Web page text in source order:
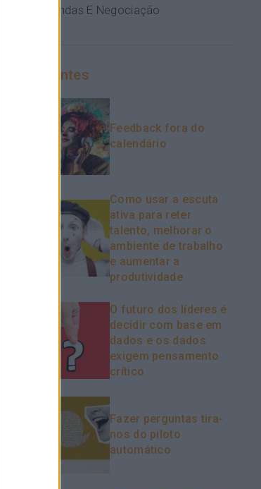
Vendas E Negociação
Recentes
Feedback fora do
calendário
Como usar a escuta
ativa para reter
talento, melhorar o
ambiente de trabalho
e aumentar a
produtividade
O futuro dos líderes é
decidir com base em
dados e os dados
exigem pensamento
crítico
Fazer perguntas tira-
nos do piloto
automático